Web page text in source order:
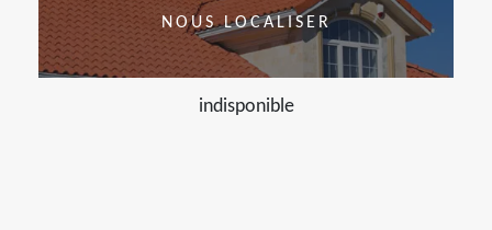
NOUS LOCALISER
indisponible